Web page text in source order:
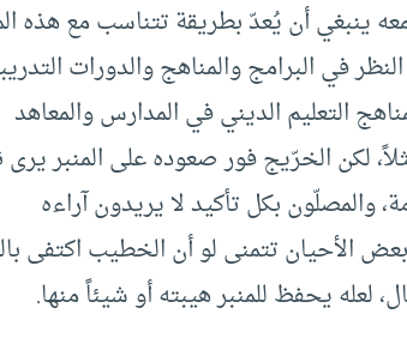
ينبغي أن يُعدّ بطريقة تتناسب مع هذه
في البرامج والمناهج والدورات
التعليم الديني في المدارس والمعاهد
لكن الخرّيج فور صعوده على المنبر
والمصلّون بكل تأكيد لا يريدون آراءه
الأحيان تتمنى لو أن الخطيب اكتفى
لعله يحفظ للمنبر هيبته أو شيئاً منها.